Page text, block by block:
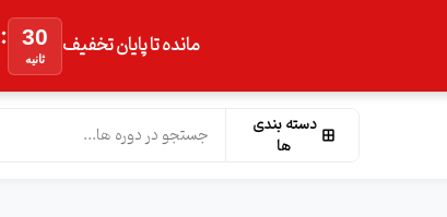
مانده تا پایان تخفیف : 29
ثانیه
دسته بندی
ها